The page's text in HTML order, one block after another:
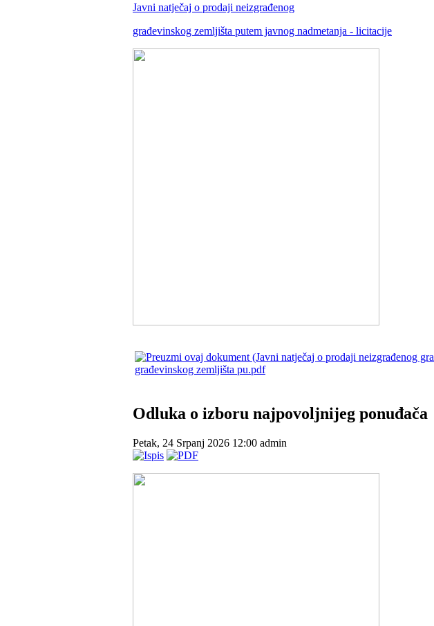
Javni natječaj o prodaji neizgrađenog
građevinskog zemljišta putem javnog nadmetanja - licitacije
građevinskog zemljišta pu.pdf
Odluka o izboru najpovoljnijeg ponuđača
Petak, 24 Srpanj 2026 12:00 admin